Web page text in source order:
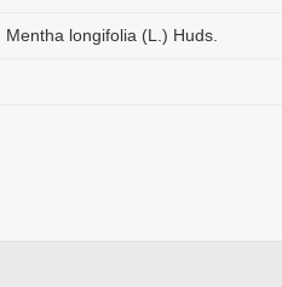
Mentha longifolia (L.) Huds.